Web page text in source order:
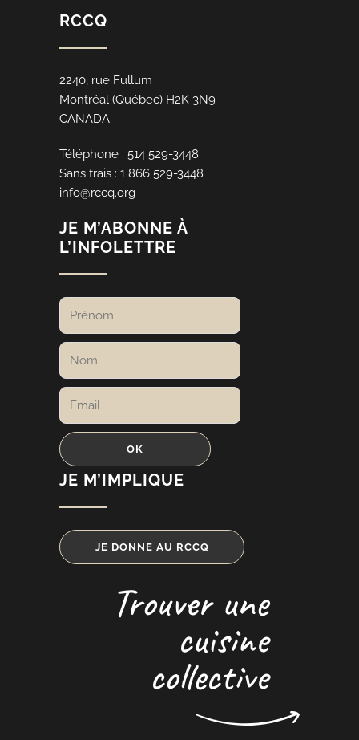
RCCQ
2240, rue Fullum
Montréal (Québec) H2K 3N9
CANADA
Téléphone : 514 529-3448
Sans frais : 1 866 529-3448
info@rccq.org
JE M’ABONNE À
L’INFOLETTRE
JE M’IMPLIQUE
JE DONNE AU RCCQ
Trouver une
cuisine
collective